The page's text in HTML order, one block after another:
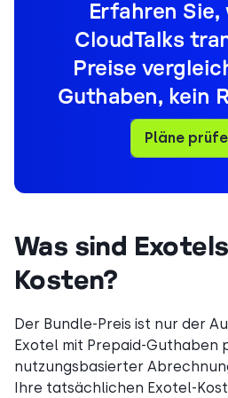
Erfahren Sie,
CloudTalks
Preise
Guthaben, kein
Pläne
Was sind
Kosten?
Der Bundle-Preis ist nur der
Exotel mit Prepaid-Guthaben
nutzungsbasierter
Ihre tatsächlichen Exotel-